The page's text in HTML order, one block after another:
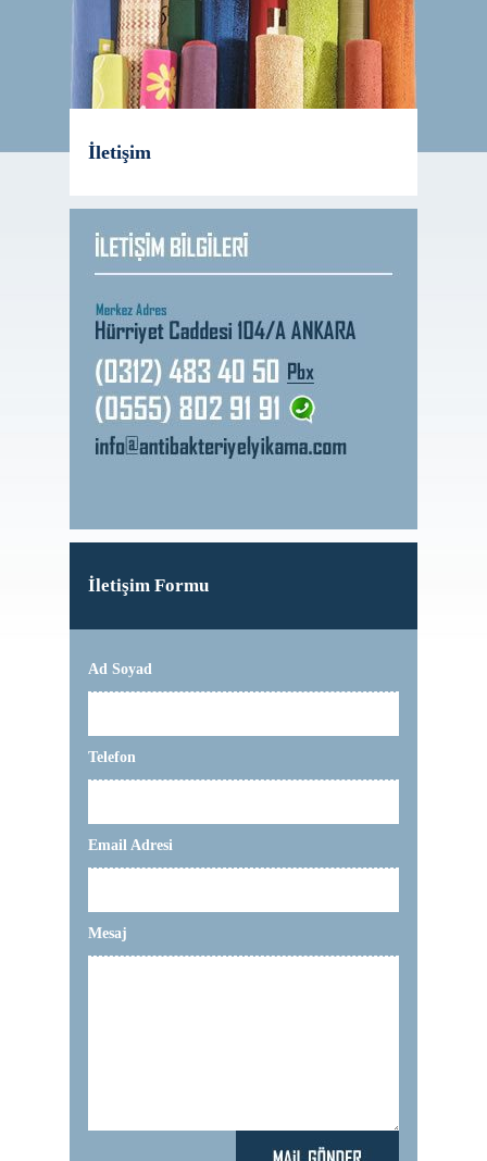
İletişim
İletişim Formu
Ad Soyad
Telefon
Email Adresi
Mesaj